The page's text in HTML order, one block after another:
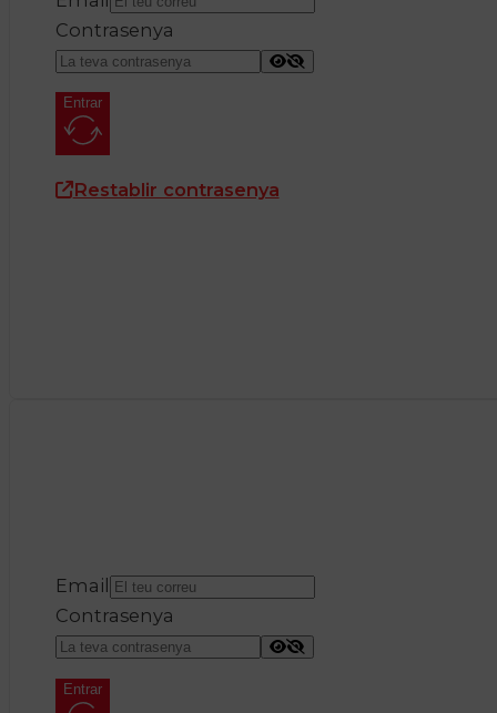
Contrasenya
Entrar
Restablir contrasenya
Email
Contrasenya
Entrar